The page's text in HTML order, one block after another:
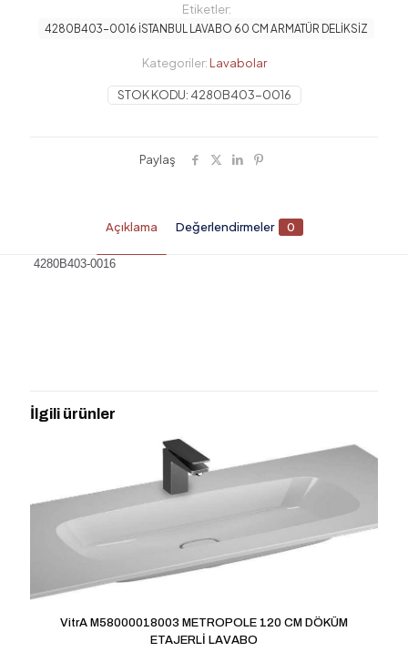
STOK KODU: 4280B403-0016
Kategoriler: Lavabolar
Etiketler:
4280B403-0016 İSTANBUL LAVABO 60 CM ARMATÜR DELİKSİZ
Paylaş
Açıklama Değerlendirmeler 0
4280B403-0016
60 CM ARMATÜR DELİKSİZ” için yorum
yapan ilk kişi siz olun
E-posta adresiniz yayınlanmayacak.Gerekli alanlar
işaretlenmişlerdir
Derecelendirmeniz
yıldız
yıldız
3/5
İlgili ürünler
VitrA M58000018003 METROPOLE 120 CM DÖKÜM
ETAJERLİ LAVABO